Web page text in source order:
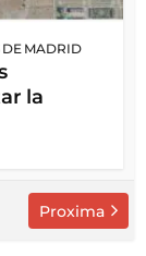
DE MADRID
la
Proxima